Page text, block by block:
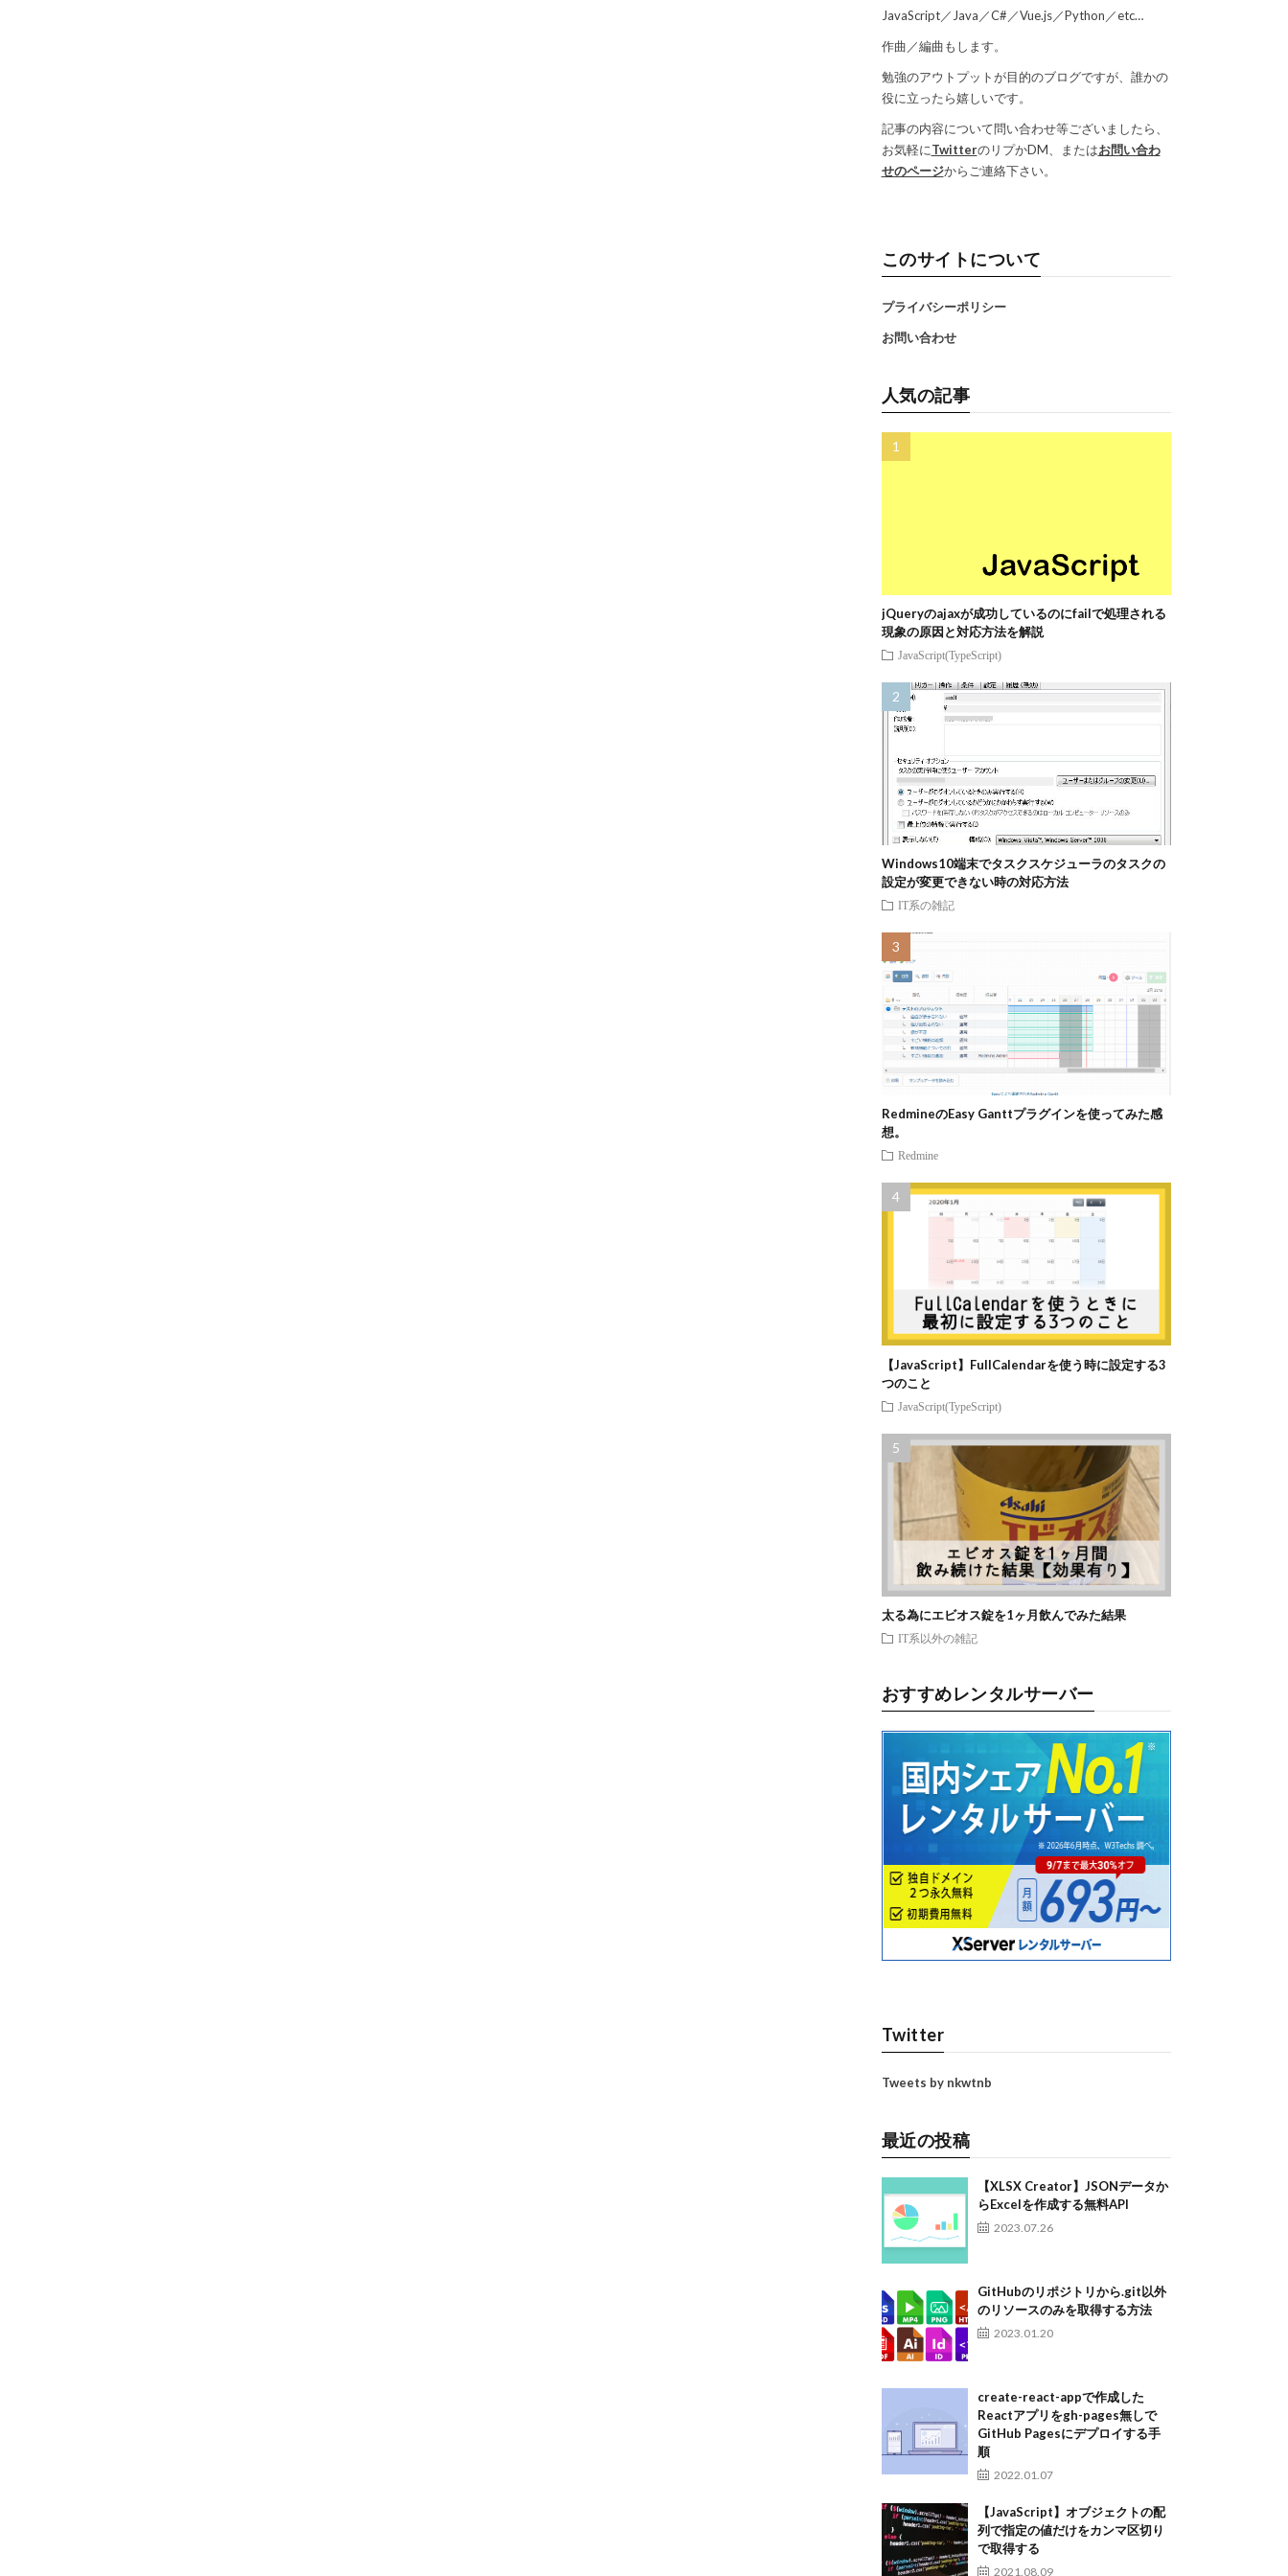
JavaScript／Java／C#／Vue.js／Python／etc…
作曲／編曲もします。
勉強のアウトプットが目的のブログですが、誰かの
役に立ったら嬉しいです。
記事の内容について問い合わせ等ございましたら、
お気軽にTwitterのリプかDM、またはお問い合わ
せのページからご連絡下さい。
このサイトについて
プライバシーポリシー
お問い合わせ
人気の記事
jQueryのajaxが成功しているのにfailで処理される
現象の原因と対応方法を解説
JavaScript(TypeScript)
Windows10端末でタスクスケジューラのタスクの
設定が変更できない時の対応方法
IT系の雑記
RedmineのEasy Ganttプラグインを使ってみた感
想。
Redmine
【JavaScript】FullCalendarを使う時に設定する3
つのこと
JavaScript(TypeScript)
太る為にエビオス錠を1ヶ月飲んでみた結果
IT系以外の雑記
おすすめレンタルサーバー
Twitter
Tweets by nkwtnb
最近の投稿
【XLSX Creator】JSONデータか
らExcelを作成する無料API
2023.07.26
GitHubのリポジトリから.git以外
のリソースのみを取得する方法
2023.01.20
create-react-appで作成した
Reactアプリをgh-pages無しで
GitHub Pagesにデプロイする手
順
2022.01.07
【JavaScript】オブジェクトの配
列で指定の値だけをカンマ区切り
で取得する
2021.08.09